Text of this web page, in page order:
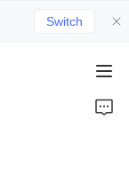
Switch